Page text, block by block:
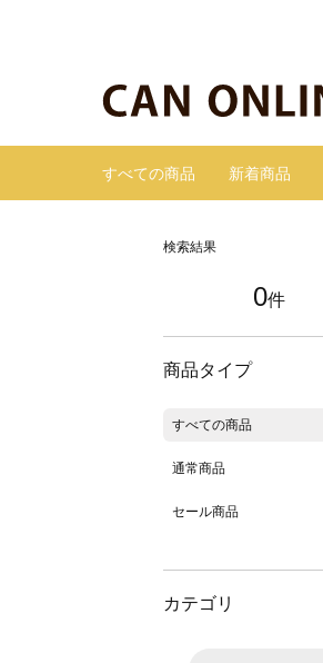
すべての商品 新着商品
検索結果
0件
商品タイプ
すべての商品
通常商品
セール商品
カテゴリ